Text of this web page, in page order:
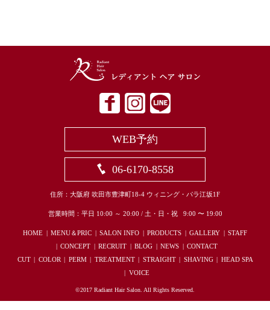
WEB予約
06-6170-8558
住所：大阪府 吹田市豊津町18-4 ウィニング・パラ江坂1F
営業時間：平日 10:00 ～ 20:00 / 土・日・祝 9:00 〜 19:00
HOME MENU＆PRIC SALON INFO PRODUCTS GALLERY
STAFF
CONCEPT
RECRUIT BLOG NEWS
CONTACT
CUT
COLOR PERM TREATMENT STRAIGHT SHAVING
HEAD SPA
VOICE
©2017 Radiant Hair Salon. All Rights Reserved.